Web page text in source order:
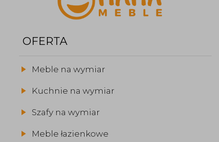
OFERTA
Meble na wymiar
Kuchnie na wymiar
Szafy na wymiar
Meble łazienkowe